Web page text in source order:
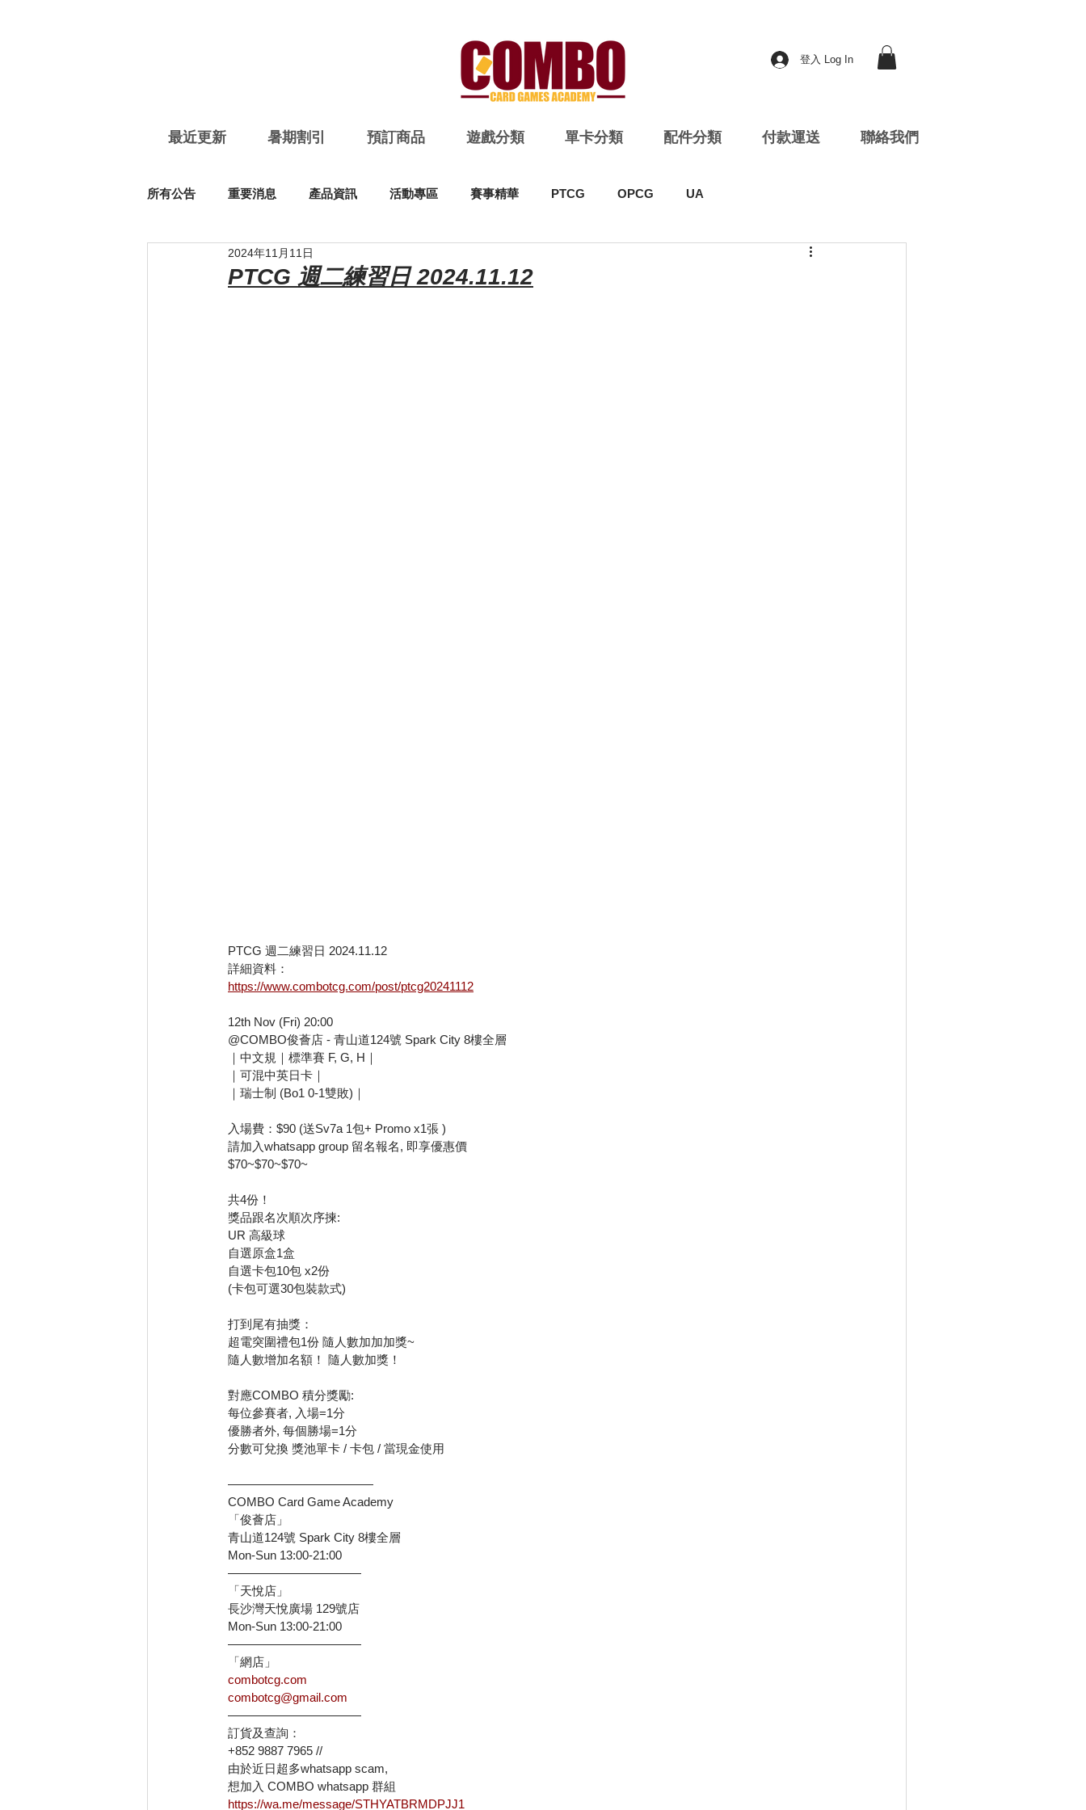
登入 Log In
最近更新 暑期割引 預訂商品 遊戲分類 單卡分類 配件分類 付款運送 聯絡我們
所有公告 重要消息 產品資訊 活動專區 賽事精華 PTCG OPCG UA
PTCG 週二練習日 2024.11.12
2024年11月11日
PTCG 週二練習日 2024.11.12
詳細資料：
https://www.combotcg.com/post/ptcg20241112
12th Nov (Fri) 20:00
@COMBO俊薈店 - 青山道124號 Spark City 8樓全層
｜中文規｜標準賽 F, G, H｜
｜可混中英日卡｜
｜瑞士制 (Bo1 0-1雙敗)｜
入場費：$90 (送Sv7a 1包+ Promo x1張 )
請加入whatsapp group 留名報名, 即享優惠價
$70~$70~$70~
共4份！
獎品跟名次順次序揀:
UR 高級球
自選原盒1盒
自選卡包10包 x2份
(卡包可選30包裝款式)
打到尾有抽獎：
超電突圍禮包1份 隨人數加加加獎~
隨人數增加名額！ 隨人數加獎！
對應COMBO 積分獎勵:
每位參賽者, 入場=1分
優勝者外, 每個勝場=1分
分數可兌換 獎池單卡 / 卡包 / 當現金使用
————————————
COMBO Card Game Academy
「俊薈店」
青山道124號 Spark City 8樓全層
Mon-Sun 13:00-21:00
———————————
「天悅店」
長沙灣天悅廣場 129號店
Mon-Sun 13:00-21:00
———————————
「網店」
combotcg.com
combotcg@gmail.com
———————————
訂貨及查詢：
+852 9887 7965 //
由於近日超多whatsapp scam,
想加入 COMBO whatsapp 群組
https://wa.me/message/STHYATBRMDPJJ1